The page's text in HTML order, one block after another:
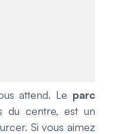
attend. Le parc
du centre, est un
Si vous aimez